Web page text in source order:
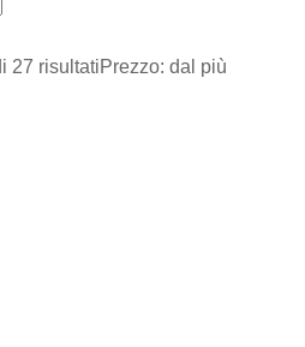
27 risultatiPrezzo: dal più